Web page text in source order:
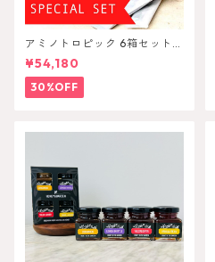
アミノトロピック 6箱セット A
minoTropic
¥54,180
30%OFF